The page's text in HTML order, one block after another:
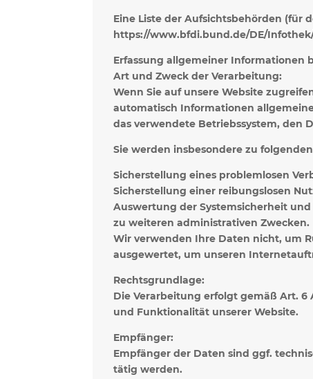
Eine Liste der Aufsichtsbehörden (für
https://www.bfdi.bund.de/DE/
Erfassung allgemeiner Informationen
Art und Zweck der Verarbeitung:
Wenn Sie auf unsere Website
automatisch Informationen
das verwendete Betriebssystem, den
Sie werden insbesondere zu
Sicherstellung eines problemlosen
Sicherstellung einer reibungslosen
Auswertung der Systemsicherheit
zu weiteren administrativen Zwecken.
Wir verwenden Ihre Daten nicht, um
ausgewertet, um unseren
Rechtsgrundlage:
Die Verarbeitung erfolgt gemäß Art. 6
und Funktionalität unserer Website.
Empfänger:
Empfänger der Daten sind ggf.
tätig werden.